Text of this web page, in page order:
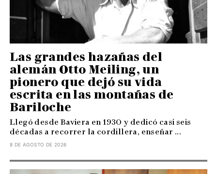
Las grandes hazañas del
alemán Otto Meiling, un
pionero que dejó su vida
escrita en las montañas de
Bariloche
Llegó desde Baviera en 1930 y dedicó casi seis
décadas a recorrer la cordillera, enseñar ...
8 DE AGOSTO DE 2026